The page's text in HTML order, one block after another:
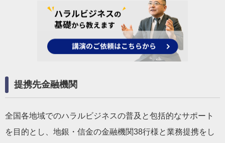
提携先金融機関
全国各地域でのハラルビジネスの普及と包括的なサポート
を目的とし、地銀・信金の金融機関38行様と業務提携をし